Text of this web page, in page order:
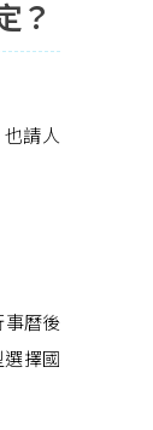
？
請人
曆後
擇國